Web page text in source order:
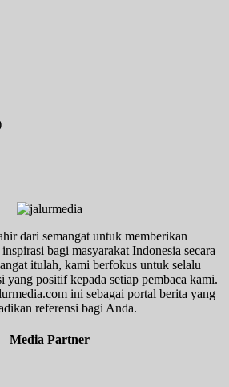
dari semangat untuk memberikan
bagi masyarakat Indonesia secara
itulah, kami berfokus untuk selalu
yang positif kepada setiap pembaca kami.
ini sebagai portal berita yang
referensi bagi Anda.
Media Partner